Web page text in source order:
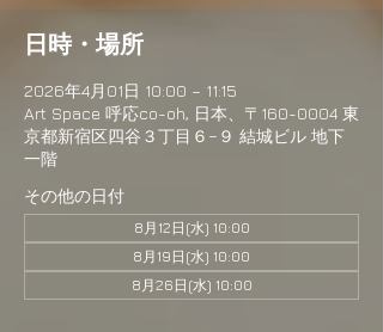
日時・場所
2026年4月01日 10:00 – 11:15
Art Space 呼応co-oh, 日本、〒160-0004 東
京都新宿区四谷３丁目６−９ 結城ビル 地下
一階
その他の日付
8月12日(水) 10:00
8月19日(水) 10:00
8月26日(水) 10:00